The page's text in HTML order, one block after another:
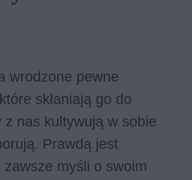
wrodzone pewne
skłaniają go do
nas kultywują w sobie
Prawdą jest
zawsze myśli o swoim